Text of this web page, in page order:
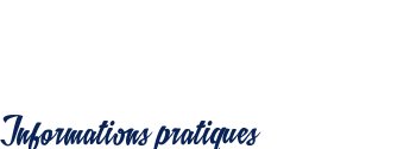
Informations pratiques